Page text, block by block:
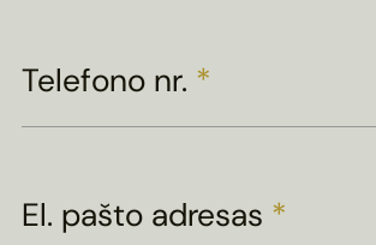
Telefono nr. *
El. pašto adresas *